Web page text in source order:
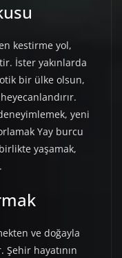
kestirme yol,
İster yakınlarda
bir ülke olsun,
yeni
Yay burcu
yaşamak,
ve doğayla
Şehir hayatının